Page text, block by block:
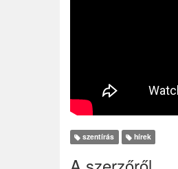
szentírás hírek